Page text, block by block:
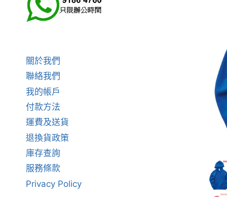
關於我們
聯絡我們
我的帳戶
付款方法
運費及送貨
退換貨政策
庫存查詢
服務條款
Privacy Policy